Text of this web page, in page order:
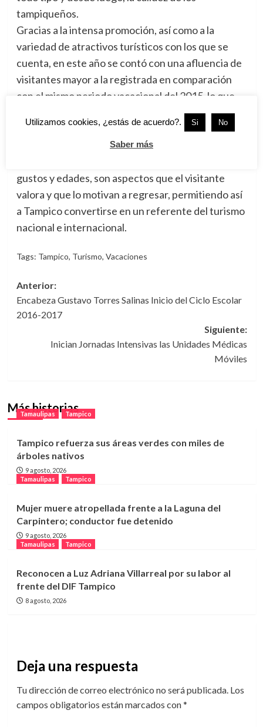
tampiqueños.
Gracias a la intensa promoción, así como a la
variedad de atractivos turísticos con los que se
cuenta, en este año se contó con una afluencia de
visitantes mayor a la registrada en comparación
con el mismo periodo vacacional del 2015, lo que
benefició a los sectores comercial, hotelero,
restaurantero y de prestación de servicios.
El trato amable que recibieron durante su
gustos y edades, son aspectos que el visitante
valora y que lo motivan a regresar, permitiendo así
a Tampico convertirse en un referente del turismo
nacional e internacional.
Tags: Tampico, Turismo, Vacaciones
Navegación
de
entradas
Anterior:
Encabeza Gustavo Torres Salinas Inicio del Ciclo Escolar
2016-2017
Siguiente:
Inician Jornadas Intensivas las Unidades Médicas
Móviles
Más historias
Tamaulipas Tampico
Tampico refuerza sus áreas verdes con miles de
árboles nativos
9 agosto, 2026
Tamaulipas
Tampico
Mujer muere atropellada frente a la Laguna del
Carpintero; conductor fue detenido
9 agosto, 2026
Tamaulipas
Tampico
Reconocen a Luz Adriana Villarreal por su labor al
frente del DIF Tampico
8 agosto, 2026
Deja una respuesta
Tu dirección de correo electrónico no será publicada. Los
campos obligatorios están marcados con*
Utilizamos cookies, ¿estás de acuerdo?. Si No
Saber más